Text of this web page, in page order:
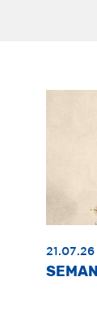
21.07.26